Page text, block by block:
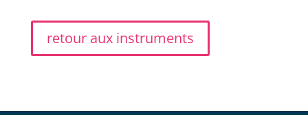
retour aux instruments